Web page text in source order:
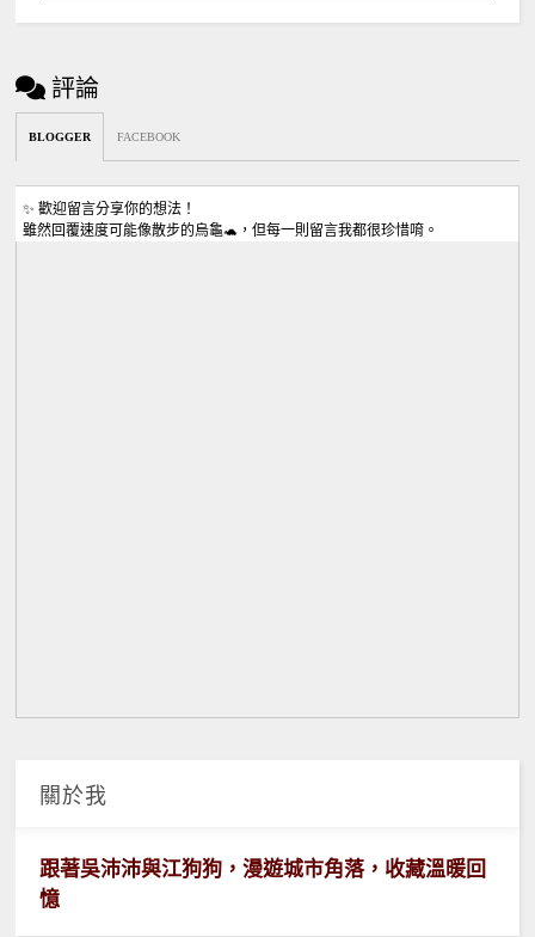
評論
BLOGGER FACEBOOK
✨ 歡迎留言分享你的想法！
雖然回覆速度可能像散步的烏龜🐢，但每一則留言我都很珍惜唷。
關於我
跟著吳沛沛與江狗狗，漫遊城市角落，收藏溫暖回
憶